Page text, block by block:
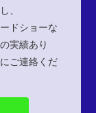
、
ドショーな
実績あり
ご連絡くだ